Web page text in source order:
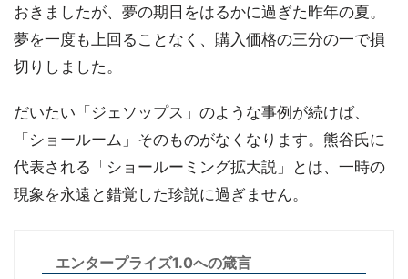
おきましたが、夢の期日をはるかに過ぎた昨年の夏。
夢を一度も上回ることなく、購入価格の三分の一で損
切りしました。
だいたい「ジェソップス」のような事例が続けば、
「ショールーム」そのものがなくなります。熊谷氏に
代表される「ショールーミング拡大説」とは、一時の
現象を永遠と錯覚した珍説に過ぎません。
エンタープライズ1.0への箴言